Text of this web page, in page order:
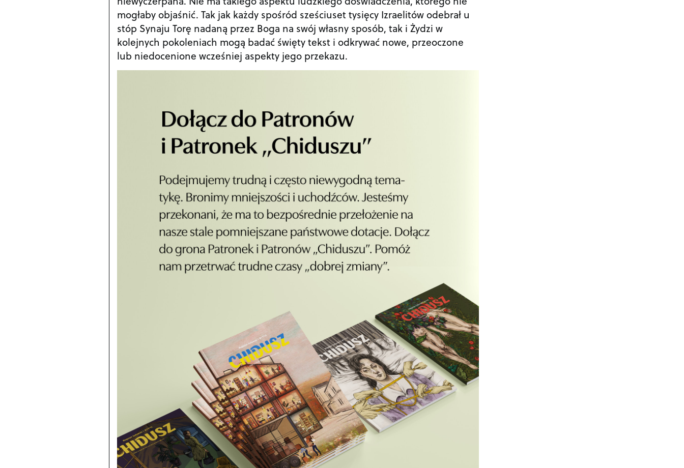
mogłaby objaśnić. Tak jak każdy spośród sześciuset tysięcy Izraelitów odebrał u
stóp Synaju Torę nadaną przez Boga na swój własny sposób, tak i Żydzi w
kolejnych pokoleniach mogą badać święty tekst i odkrywać nowe, przeoczone
lub niedocenione wcześniej aspekty jego przekazu.